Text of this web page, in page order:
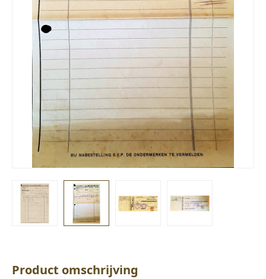
Product omschrijving